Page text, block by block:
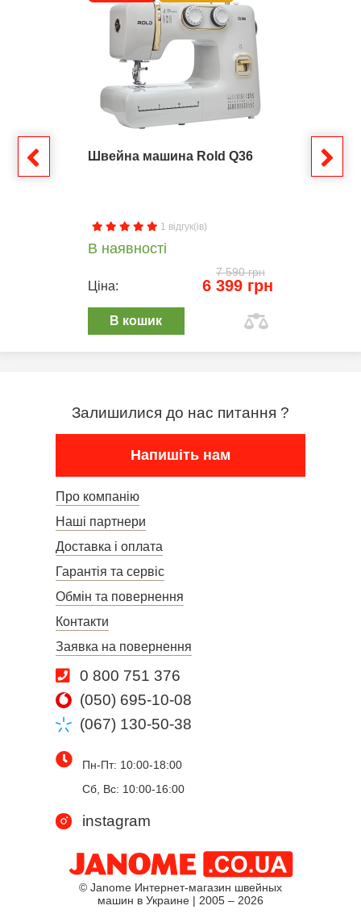
Швейна машина Rold Q36
1 відгук(ів)
В наявності
7 590 грн
Ціна: 6 399 грн
В кошик
Залишилися до нас питання ?
Напишіть нам
Про компанію
Наші партнери
Доставка і оплата
Гарантія та сервіс
Обмін та повернення
Контакти
Заявка на повернення
0 800 751 376
(050) 695-10-08
(067) 130-50-38
Пн-Пт: 10:00-18:00
Сб, Вс: 10:00-16:00
instagram
© Janome Интернет-магазин швейных
машин в Украине | 2005 – 2026